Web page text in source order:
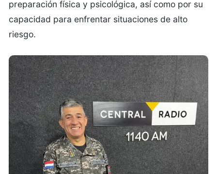
preparación física y psicológica, así como por su
capacidad para enfrentar situaciones de alto
riesgo.